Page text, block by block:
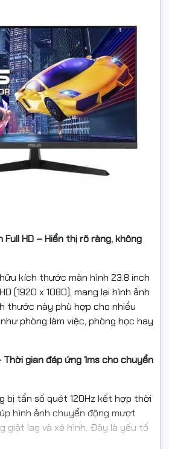
HD – Hiển thị rõ ràng, không
kích thước màn hình 23.8 inch
(1920 x 1080), mang lại hình ảnh
thước này phù hợp cho nhiều
phòng làm việc, phòng học hay
Thời gian đáp ứng 1ms cho chuyển
bị tần số quét 120Hz kết hợp thời
hình ảnh chuyển động mượt
giật lag và xé hình. Đây là yếu tố